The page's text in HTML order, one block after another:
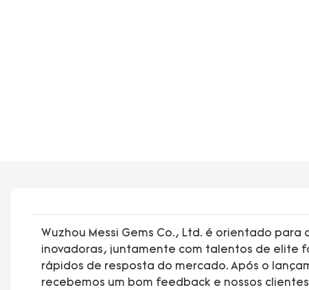
Wuzhou Messi Gems Co., Ltd. é orientado
inovadoras, juntamente com talentos de elite
rápidos de resposta do mercado. Após o
recebemos um bom feedback e nossos